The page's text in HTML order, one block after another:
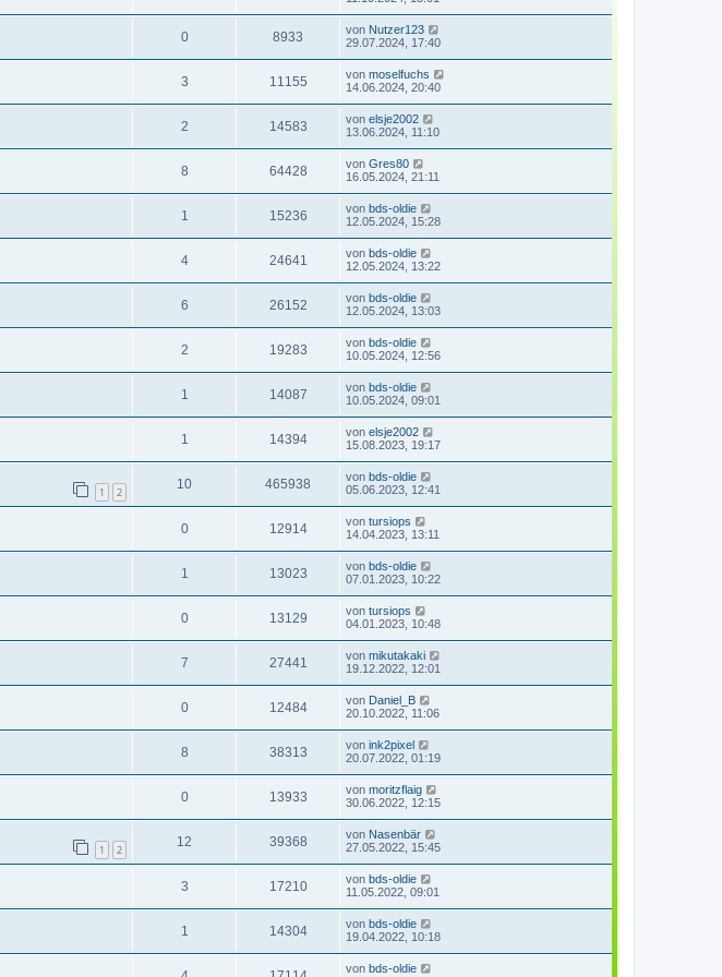
0 8933 von Nutzer123
29.07.2024, 17:40
3 11155 von moselfuchs
14.06.2024, 20:40
2 14583 von elsje2002
13.06.2024, 11:10
8 64428 von Gres80
16.05.2024, 21:11
1 15236 von bds-oldie
12.05.2024, 15:28
4 24641 von bds-oldie
12.05.2024, 13:22
6 26152 von bds-oldie
12.05.2024, 13:03
2 19283 von bds-oldie
10.05.2024, 12:56
1 14087 von bds-oldie
10.05.2024, 09:01
1 14394 von elsje2002
15.08.2023, 19:17
1 2
10 465938 von bds-oldie
05.06.2023, 12:41
0 12914 von tursiops
14.04.2023, 13:11
1 13023 von bds-oldie
07.01.2023, 10:22
0 13129 von tursiops
04.01.2023, 10:48
7 27441 von mikutakaki
19.12.2022, 12:01
0 12484 von Daniel_B
20.10.2022, 11:06
8 38313 von ink2pixel
20.07.2022, 01:19
0 13933 von moritzflaig
30.06.2022, 12:15
1 2
12 39368 von Nasenbär
27.05.2022, 15:45
3 17210 von bds-oldie
11.05.2022, 09:01
1 14304 von bds-oldie
19.04.2022, 10:18
von bds-oldie